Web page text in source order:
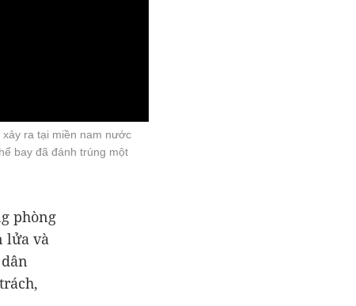
ra tại miền nam nước
bay đã đánh trúng một
phòng
lửa và